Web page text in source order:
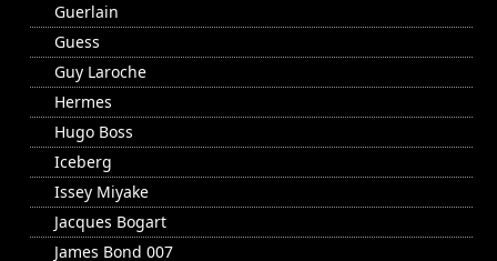
Guerlain
Guess
Guy Laroche
Hermes
Hugo Boss
Iceberg
Issey Miyake
Jacques Bogart
James Bond 007